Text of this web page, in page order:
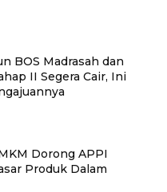
BOS Madrasah dan
II Segera Cair, Ini
Dorong APPI
Produk Dalam